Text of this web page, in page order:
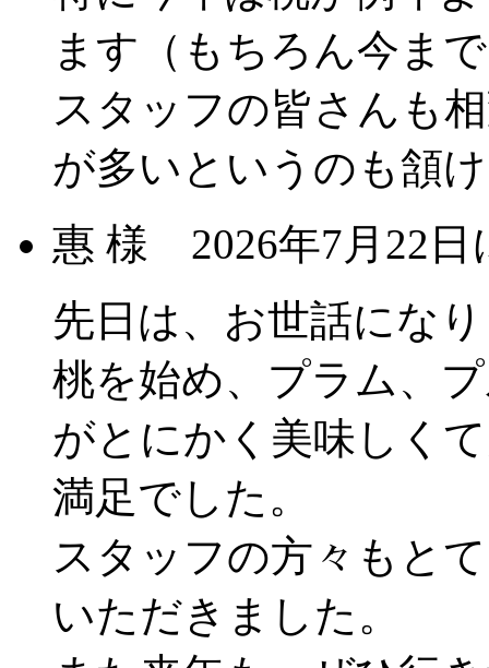
ます（もちろん今ま
スタッフの皆さんも
が多いというのも頷
惠 様
2026年7月22
先日は、お世話にな
桃を始め、プラム、
がとにかく美味しく
満足でした。
スタッフの方々もと
いただきました。